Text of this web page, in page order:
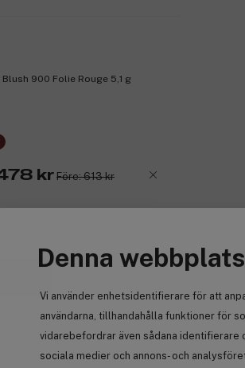
Denna
Vi använder enhetsidentifierare för att
användarna, tillhandahålla funktioner för
vidarebefordrar även sådana identifierare
sociala medier och annons- och
900 Folie Rouge 5,1 g
krFöre: 613 kr
kr